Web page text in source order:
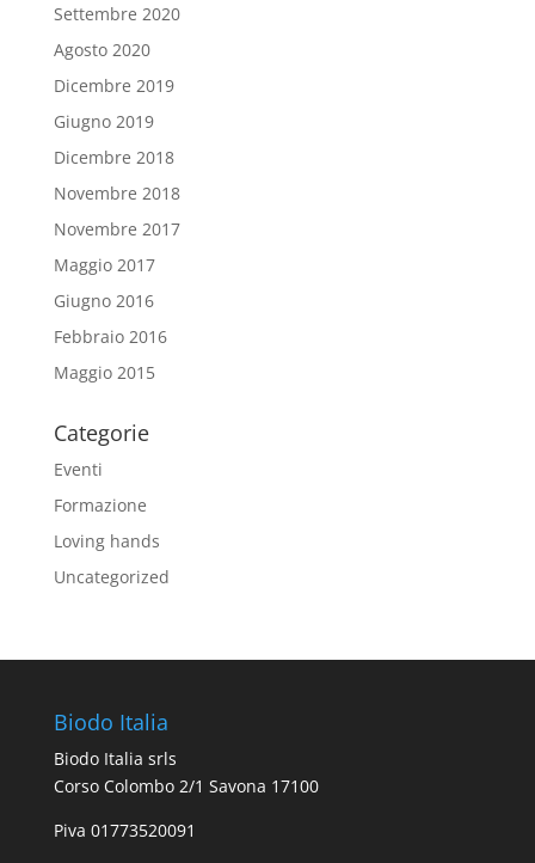
Settembre 2020
Agosto 2020
Dicembre 2019
Giugno 2019
Dicembre 2018
Novembre 2018
Novembre 2017
Maggio 2017
Giugno 2016
Febbraio 2016
Maggio 2015
Categorie
Eventi
Formazione
Loving hands
Uncategorized
Biodo Italia
Biodo Italia srls
Corso Colombo 2/1 Savona 17100
Piva 01773520091